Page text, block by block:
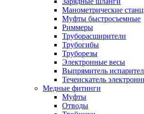
Манометрические
Муфты быстросъемные
Риммеры
Труборасширители
Трубогибы
Труборезы
Электронные весы
Выпрямитель
Течеискатель
Медные фитинги
Муфты
Отводы